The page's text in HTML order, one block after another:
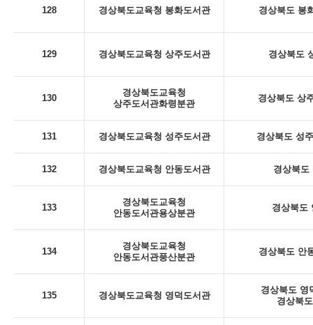
128 경상북도교육청 봉화도서관 경상북도 봉
129 경상북도교육청 상주도서관 경상북도
130
경상북도교육청
상주도서관화령분관
경상북도 상
131 경상북도교육청 성주도서관 경상북도 성
132 경상북도교육청 안동도서관 경상북도
133
경상북도교육청
안동도서관용상분관
경상북도
134
경상북도교육청
안동도서관풍산분관
경상북도 안
135 경상북도교육청 영덕도서관
경상북도 영
경상북